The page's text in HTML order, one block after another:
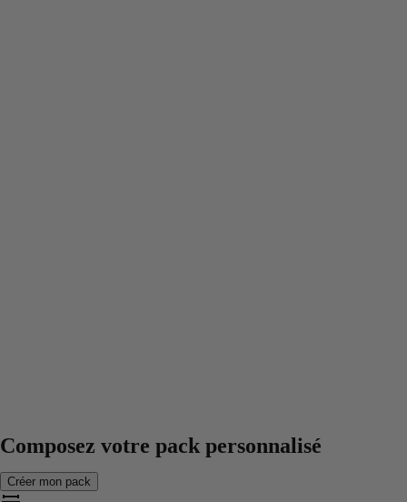
Composez votre pack personnalisé
Créer mon pack